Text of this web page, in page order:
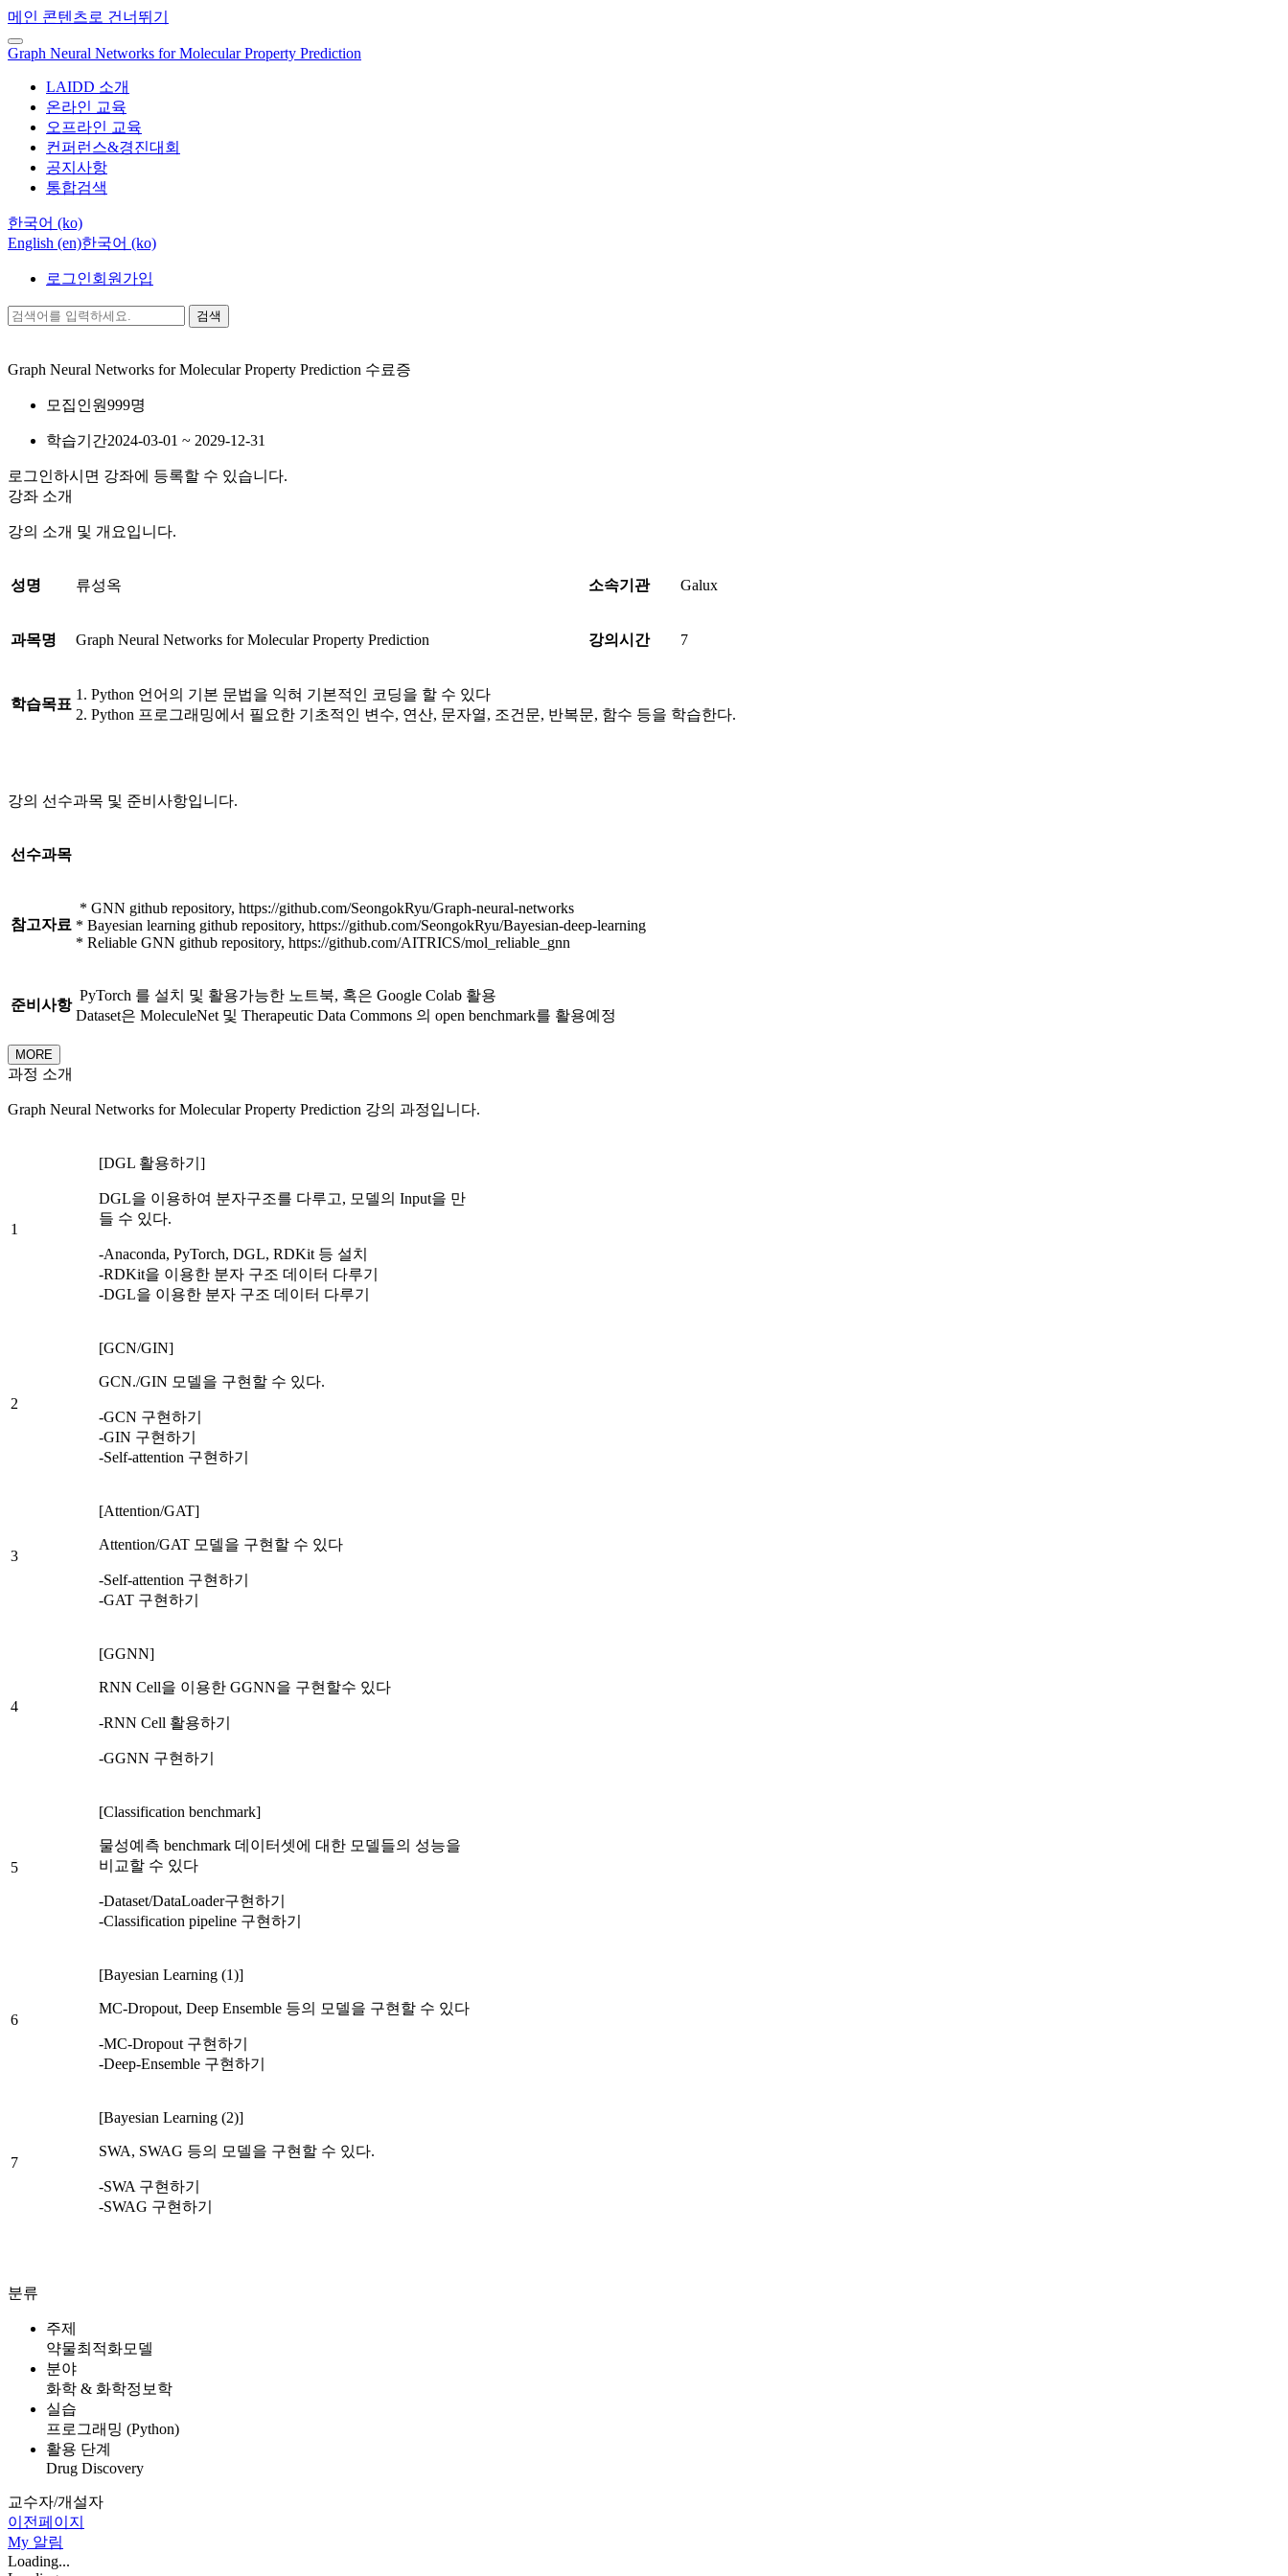
메인 콘텐츠로 건너뛰기
Graph Neural Networks for Molecular Property Prediction
LAIDD 소개
온라인 교육
오프라인 교육
컨퍼런스&경진대회
공지사항
통합검색
한국어 ‎(ko)‎
English ‎(en)‎한국어 ‎(ko)‎
로그인회원가입
검색
Graph Neural Networks for Molecular Property Prediction 수료증
모집인원999명
학습기간2024-03-01 ~ 2029-12-31
로그인하시면 강좌에 등록할 수 있습니다.
강좌 소개
강의 소개 및 개요입니다.
성명 류성옥 소속기관 Galux
과목명 Graph Neural Networks for Molecular Property Prediction 강의시간 7
학습목표
1. Python 언어의 기본 문법을 익혀 기본적인 코딩을 할 수 있다
2. Python 프로그래밍에서 필요한 기초적인 변수, 연산, 문자열, 조건문, 반복문, 함수 등을 학습한다.
강의 선수과목 및 준비사항입니다.
선수과목
참고자료
* GNN github repository, https://github.com/SeongokRyu/Graph-neural-networks
* Bayesian learning github repository, https://github.com/SeongokRyu/Bayesian-deep-learning
* Reliable GNN github repository, https://github.com/AITRICS/mol_reliable_gnn
준비사항
PyTorch 를 설치 및 활용가능한 노트북, 혹은 Google Colab 활용
Dataset은 MoleculeNet 및 Therapeutic Data Commons 의 open benchmark를 활용예정
MORE
과정 소개
Graph Neural Networks for Molecular Property Prediction 강의 과정입니다.
1
[DGL 활용하기]
DGL을 이용하여 분자구조를 다루고, 모델의 Input을 만
들 수 있다.
-Anaconda, PyTorch, DGL, RDKit 등 설치
-RDKit을 이용한 분자 구조 데이터 다루기
-DGL을 이용한 분자 구조 데이터 다루기
2
[GCN/GIN]
GCN./GIN 모델을 구현할 수 있다.
-GCN 구현하기
-GIN 구현하기
-Self-attention 구현하기
3
[Attention/GAT]
Attention/GAT 모델을 구현할 수 있다
-Self-attention 구현하기
-GAT 구현하기
4
[GGNN]
RNN Cell을 이용한 GGNN을 구현할수 있다
-RNN Cell 활용하기
-GGNN 구현하기
5
[Classification benchmark]
물성예측 benchmark 데이터셋에 대한 모델들의 성능을
비교할 수 있다
-Dataset/DataLoader구현하기
-Classification pipeline 구현하기
6
[Bayesian Learning (1)]
MC-Dropout, Deep Ensemble 등의 모델을 구현할 수 있다
-MC-Dropout 구현하기
-Deep-Ensemble 구현하기
7
[Bayesian Learning (2)]
SWA, SWAG 등의 모델을 구현할 수 있다.
-SWA 구현하기
-SWAG 구현하기
분류
주제
약물최적화모델
분야
화학 & 화학정보학
실습
프로그래밍 (Python)
활용 단계
Drug Discovery
교수자/개설자
이전페이지
My 알림
Loading...